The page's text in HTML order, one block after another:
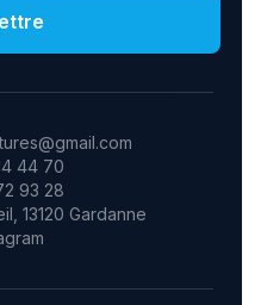
44 70
93 28
13120 Gardanne